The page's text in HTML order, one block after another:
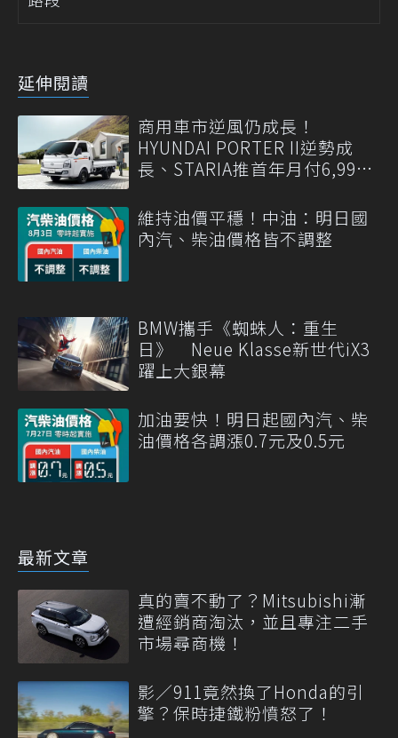
延伸閱讀
商用車市逆風仍成長！
HYUNDAI PORTER II逆勢成
長、STARIA推首年月付6,999
維持油價平穩！中油：明日國
內汽、柴油價格皆不調整
BMW攜手《蜘蛛人：重生
日》 Neue Klasse新世代iX3
躍上大銀幕
加油要快！明日起國內汽、柴
油價格各調漲0.7元及0.5元
最新文章
真的賣不動了？Mitsubishi漸
遭經銷商淘汰，並且專注二手
市場尋商機！
影／911竟然換了Honda的引
擎？保時捷鐵粉憤怒了！